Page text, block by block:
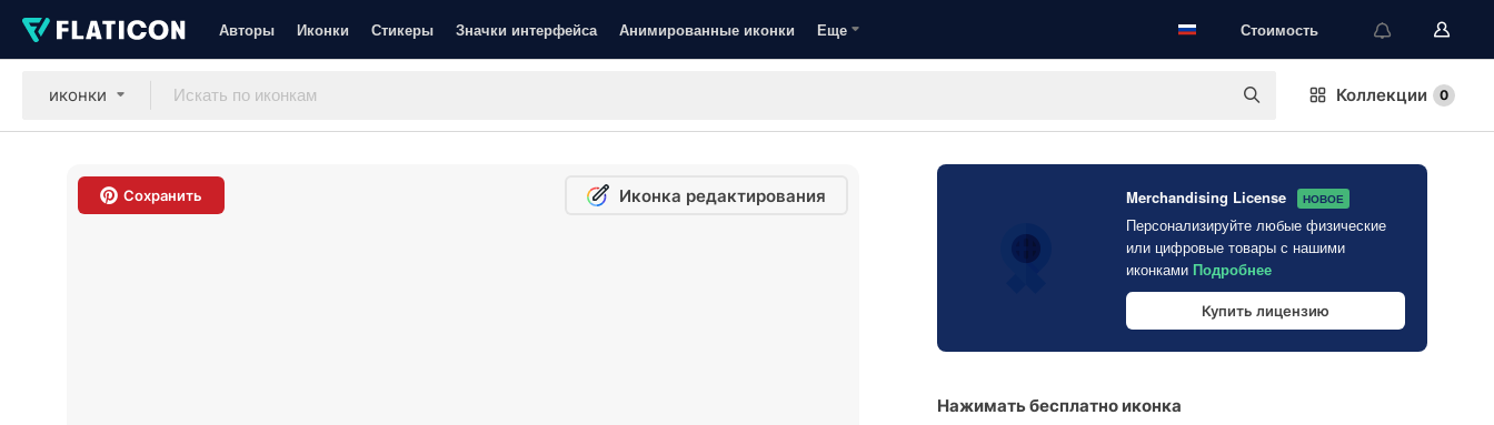
Авторы Иконки Стикеры Значки интерфейса Анимированные иконки Еще Стоимость
иконки Коллекции 0
Сохранить Иконка редактирования Merchandising License НОВОЕ
Персонализируйте любые физические
или цифровые товары с нашими
иконками Подробнее
Купить лицензию
Нажимать бесплатно иконка